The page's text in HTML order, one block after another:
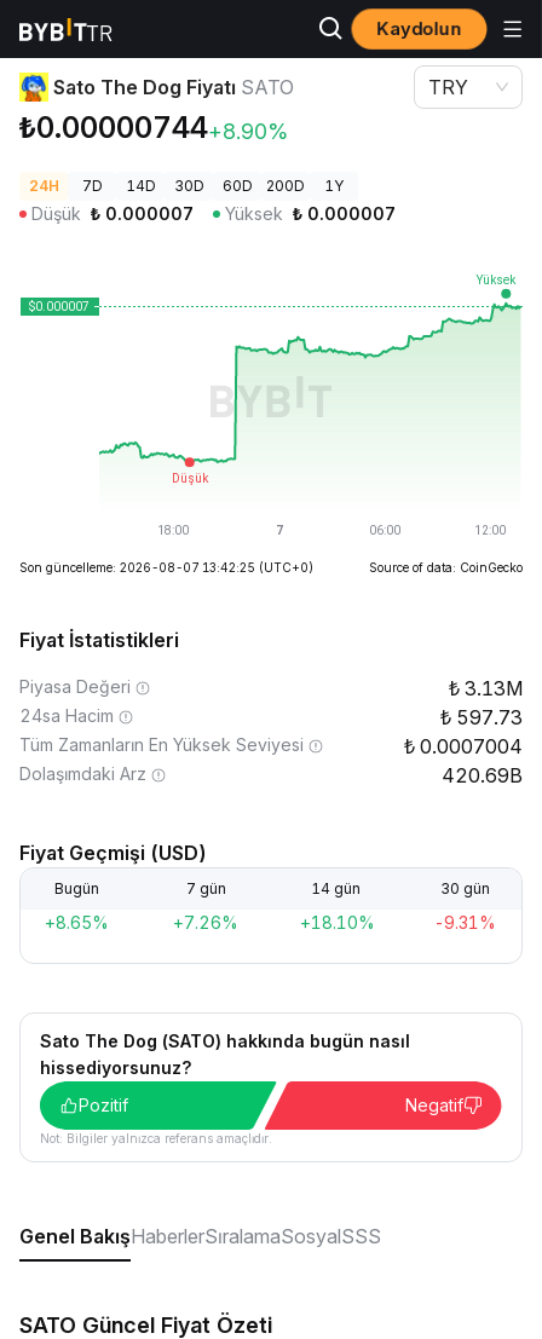
Kaydolun
Kripto Fiyatları Sato The Dog Fiyatı SATO
Sato The Dog Fiyatı SATO
₺0.00000744+8.90%
TRY
24H 7D 14D 30D 60D 200D 1Y
Düşük ₺ 0.000007 Yüksek ₺ 0.000007
Son güncelleme: 2026-08-07 13:42:25 (UTC+0) Source of data: CoinGecko
Fiyat İstatistikleri
Piyasa Değeri 3.13M
24sa Hacim 597.73
Tüm Zamanların En Yüksek Seviyesi 0.0007004
Dolaşımdaki Arz 420.69B
Fiyat Geçmişi (USD)
Bugün 7 gün 14 gün 30 gün
+8.65% +7.26% +18.10% -9.31%
Sato The Dog (SATO) hakkında bugün nasıl
hissediyorsunuz?
Pozitif
Negatif
Not: Bilgiler yalnızca referans amaçlıdır.
Genel BakışHaberlerSıralamaSosyalSSS
SATO Güncel Fiyat Özeti